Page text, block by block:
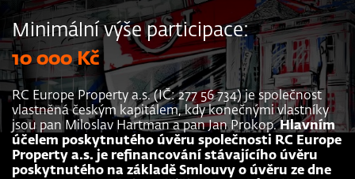
Minimální výše participace:
10 000 Kč
RC Europe Property a.s. (IČ: 277 56 734) je společnost
vlastněná českým kapitálem, kdy konečnými vlastníky
jsou pan Miloslav Hartman a pan Jan Prokop.Hlavním
účelem poskytnutého úvěru společnosti RC Europe
Property a.s. je refinancování stávajícího úvěru
poskytnutého na základě Smlouvy o úvěru ze dne